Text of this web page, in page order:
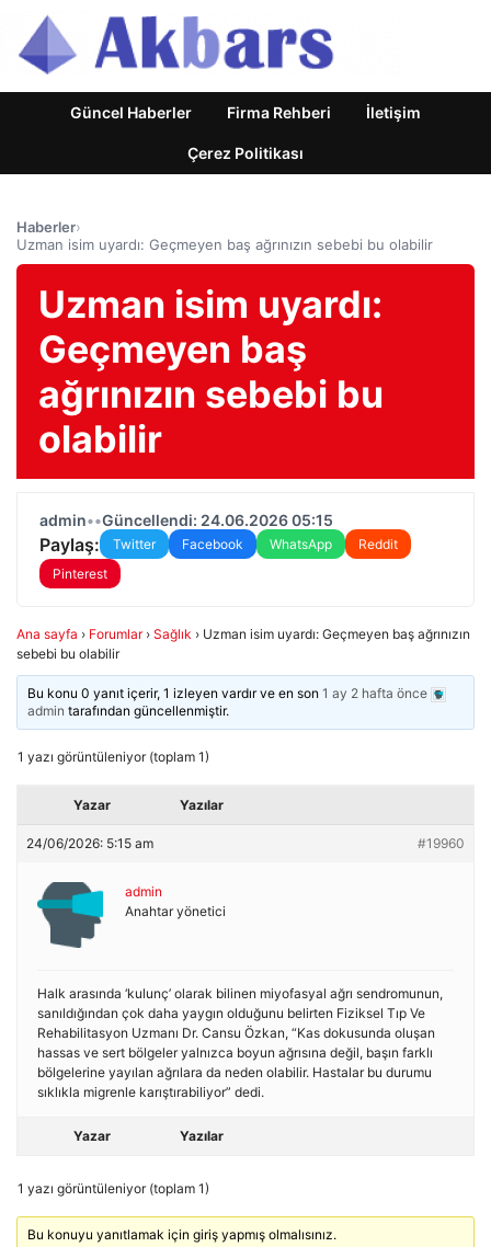
Güncel Haberler Firma Rehberi İletişim
Çerez Politikası
Haberler›
Uzman isim uyardı: Geçmeyen baş ağrınızın sebebi bu olabilir
Uzman isim uyardı:
Geçmeyen baş
ağrınızın sebebi bu
olabilir
admin••Güncellendi: 24.06.2026 05:15
Paylaş: Twitter Facebook WhatsApp
Reddit
Pinterest
Ana sayfa › Forumlar › Sağlık › Uzman isim uyardı: Geçmeyen baş ağrınızın
sebebi bu olabilir
Bu konu 0 yanıt içerir, 1 izleyen vardır ve en son1 ay 2 hafta önce
admin tarafından güncellenmiştir.
1 yazı görüntüleniyor (toplam 1)
Yazar Yazılar
24/06/2026: 5:15 am #19960
admin
Anahtar yönetici
Halk arasında ‘kulunç’ olarak bilinen miyofasyal ağrı sendromunun,
sanıldığından çok daha yaygın olduğunu belirten Fiziksel Tıp Ve
Rehabilitasyon Uzmanı Dr. Cansu Özkan, “Kas dokusunda oluşan
hassas ve sert bölgeler yalnızca boyun ağrısına değil, başın farklı
bölgelerine yayılan ağrılara da neden olabilir. Hastalar bu durumu
sıklıkla migrenle karıştırabiliyor” dedi.
Yazar Yazılar
1 yazı görüntüleniyor (toplam 1)
Bu konuyu yanıtlamak için giriş yapmış olmalısınız.